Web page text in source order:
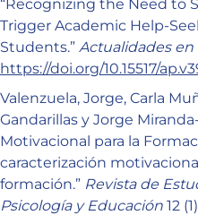
“Recognizing the Need to
Trigger Academic Help-
Students.” Actualidades en
https://doi.org/10.15517/
Valenzuela, Jorge, Carla
Gandarillas y Jorge
Motivacional para la
caracterización
formación.” Revista de
Psicología y Educación 12